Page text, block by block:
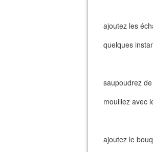
ajoutez les
quelques
saupoudrez
mouillez avec
ajoutez le